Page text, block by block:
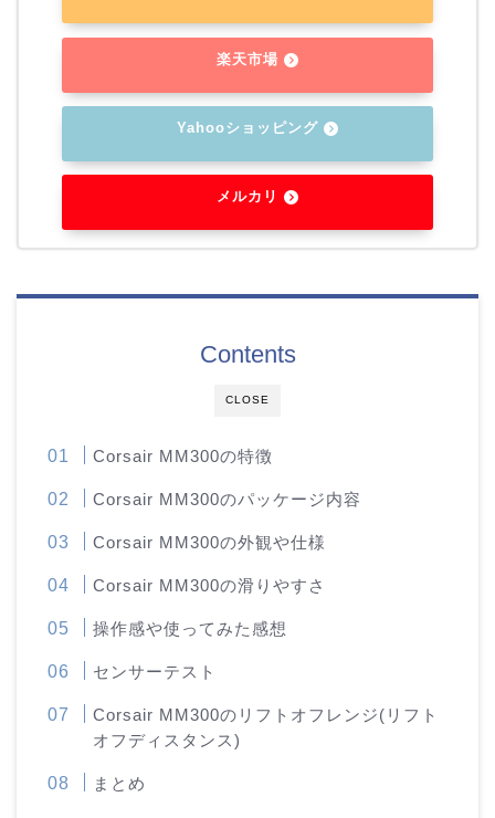
楽天市場
Yahooショッピング
メルカリ
CLOSE
Contents
Corsair MM300の特徴
Corsair MM300のパッケージ内容
Corsair MM300の外観や仕様
Corsair MM300の滑りやすさ
操作感や使ってみた感想
センサーテスト
Corsair MM300のリフトオフレンジ(リフト
オフディスタンス)
まとめ